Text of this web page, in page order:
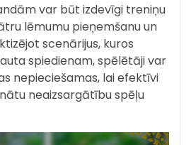
var būt izdevīgi treniņu
lēmumu pieņemšanu un
scenārijus, kuros
spiedienam, spēlētāji var
nepieciešamas, lai efektīvi
neaizsargātību spēļu